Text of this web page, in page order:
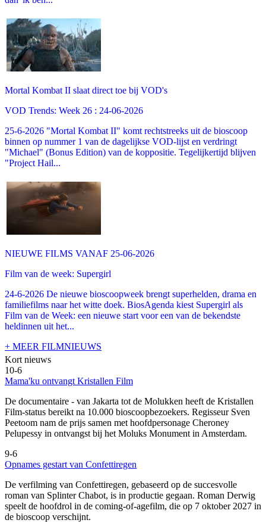
Mortal Kombat II slaat direct toe bij VOD's
VOD Trends: Week 26 : 24-06-2026
25-6-2026 "Mortal Kombat II" komt rechtstreeks uit de bioscoop
binnen op nummer 1 van de dagelijkse VOD-lijst en verdringt
"Michael" (Bonus Edition) van de koppositie. Tegelijkertijd blijven
"Project Hail...
NIEUWE FILMS VANAF 25-06-2026
Film van de week: Supergirl
24-6-2026 De nieuwe bioscoopweek brengt superhelden, drama en
familiefilms naar het witte doek. BiosAgenda kiest Supergirl als
Film van de Week: een nieuwe start voor een van de bekendste
heldinnen uit het...
+ MEER FILMNIEUWS
Kort nieuws
10-6
Mama'ku ontvangt Kristallen Film
De documentaire - van Jakarta tot de Molukken heeft de Kristallen
Film-status bereikt na 10.000 bioscoopbezoekers. Regisseur Sven
Peetoom nam de prijs samen met hoofdpersonage Cheroney
Pelupessy in ontvangst bij het Moluks Monument in Amsterdam.
9-6
Opnames gestart van Confettiregen
De verfilming van Confettiregen, gebaseerd op de succesvolle
roman van Splinter Chabot, is in productie gegaan. Roman Derwig
speelt de hoofdrol in de coming-of-agefilm, die op 7 oktober 2027 in
de bioscoop verschijnt.